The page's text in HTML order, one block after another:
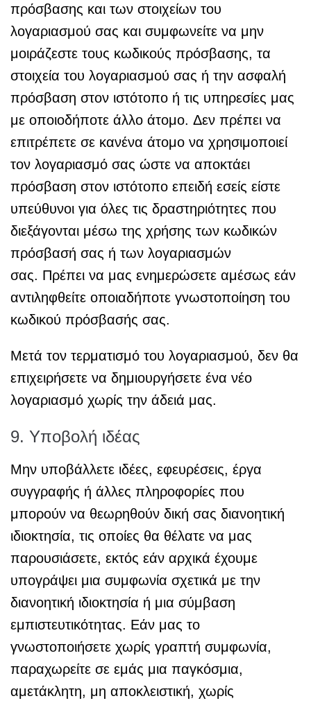
πρόσβασης και των στοιχείων του
λογαριασμού σας και συμφωνείτε να μην
μοιράζεστε τους κωδικούς πρόσβασης, τα
στοιχεία του λογαριασμού σας ή την ασφαλή
πρόσβαση στον ιστότοπο ή τις υπηρεσίες μας
με οποιοδήποτε άλλο άτομο. Δεν πρέπει να
επιτρέπετε σε κανένα άτομο να χρησιμοποιεί
τον λογαριασμό σας ώστε να αποκτάει
πρόσβαση στον ιστότοπο επειδή εσείς είστε
υπεύθυνοι για όλες τις δραστηριότητες που
διεξάγονται μέσω της χρήσης των κωδικών
πρόσβασή σας ή των λογαριασμών
σας. Πρέπει να μας ενημερώσετε αμέσως εάν
αντιληφθείτε οποιαδήποτε γνωστοποίηση του
κωδικού πρόσβασής σας.
Μετά τον τερματισμό του λογαριασμού, δεν θα
επιχειρήσετε να δημιουργήσετε ένα νέο
λογαριασμό χωρίς την άδειά μας.
9. Υποβολή ιδέας
Μην υποβάλλετε ιδέες, εφευρέσεις, έργα
συγγραφής ή άλλες πληροφορίες που
μπορούν να θεωρηθούν δική σας διανοητική
ιδιοκτησία, τις οποίες θα θέλατε να μας
παρουσιάσετε, εκτός εάν αρχικά έχουμε
υπογράψει μια συμφωνία σχετικά με την
διανοητική ιδιοκτησία ή μια σύμβαση
εμπιστευτικότητας. Εάν μας το
γνωστοποιήσετε χωρίς γραπτή συμφωνία,
παραχωρείτε σε εμάς μια παγκόσμια,
αμετάκλητη, μη αποκλειστική, χωρίς